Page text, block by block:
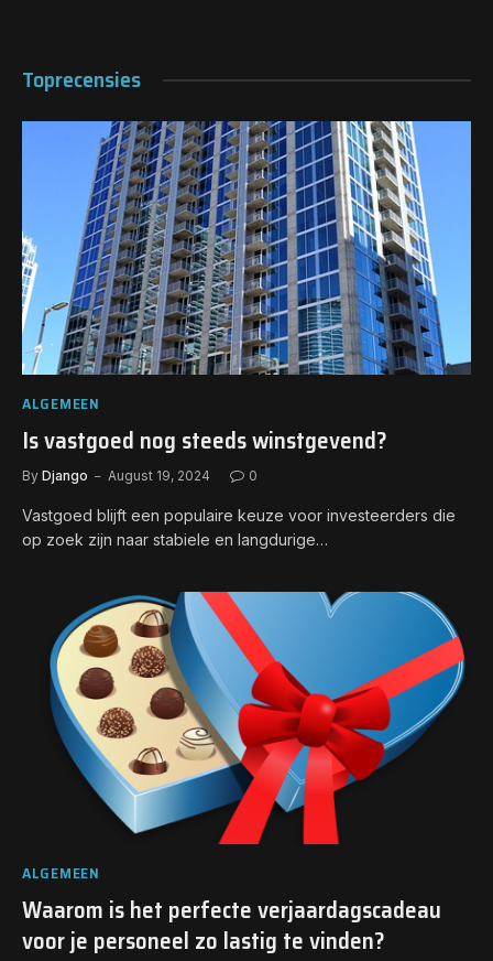
Toprecensies
ALGEMEEN
Is vastgoed nog steeds winstgevend?
By Django August 19, 2024 0
Vastgoed blijft een populaire keuze voor investeerders die
op zoek zijn naar stabiele en langdurige…
ALGEMEEN
Waarom is het perfecte verjaardagscadeau
voor je personeel zo lastig te vinden?